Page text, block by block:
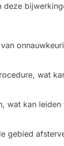
deze
wat
wat kan leiden
gebied